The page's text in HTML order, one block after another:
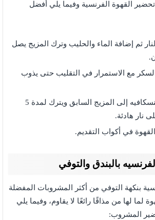
القهوة الفرنسية وفيما يلي أفضل
ثم إضافة الماء والحليب وترك المزيج يصل
مع الاستمرار في التقليب حتى يذوب
وضع الكاكاو والنسكافيه إلى المزيج السابق ويترك لمدة 5
نار هادئة.
في أكواب التقديم.
بالبندق والتوفي
بنكهة التوفي من أكثر المشروبات المفضلة
لما لها من مذاقًا رائعًا لا يقاوم، وفيما يلي
المشروب: